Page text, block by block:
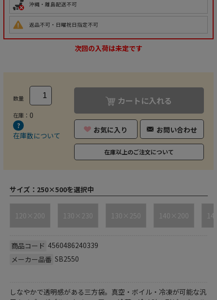
沖縄・離島配送不可
返品不可・日曜祝日指定不可
次回の入荷は未定です
数量
在庫： 0
在庫数について
カートに入れる
お気に入り お問い合わせ
在庫以上のご注文について
サイズ： 250×500を選択中
120×200 130×230 130×250 140×200
商品コード 4560486240339
メーカー品番 SB2550
しなやかで透明感がある三方袋。真空・ボイル・冷凍が可能な汎